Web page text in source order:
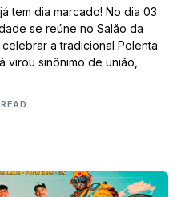
tem dia marcado! No dia 03
se reúne no Salão da
a tradicional Polenta
virou sinônimo de união,